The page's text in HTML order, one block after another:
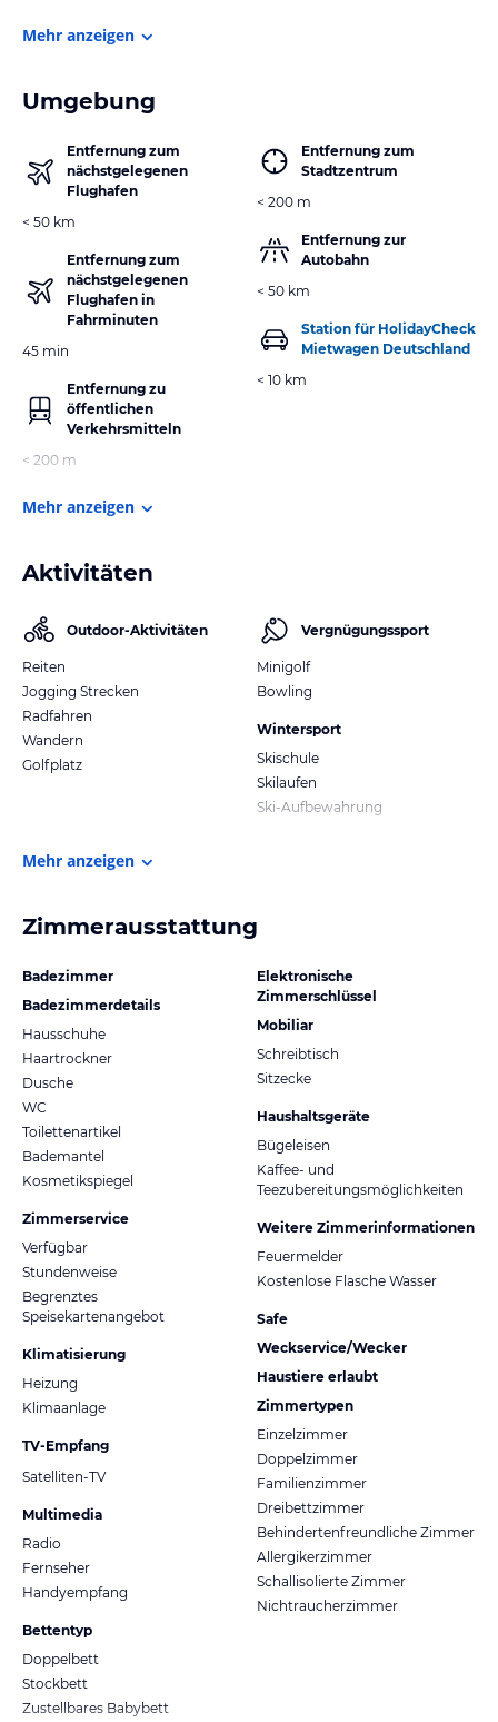
Mehr anzeigen
Umgebung
Entfernung zum
nächstgelegenen
Flughafen
< 50 km
Entfernung zum
nächstgelegenen
Flughafen in
Fahrminuten
45 min
Entfernung zu
öffentlichen
Verkehrsmitteln
< 200 m
Entfernung zum
Stadtzentrum
< 200 m
Entfernung zur
Autobahn
< 50 km
Station für HolidayCheck
Mietwagen Deutschland
< 10 km
Mehr anzeigen
Aktivitäten
Outdoor-Aktivitäten
Reiten
Jogging Strecken
Radfahren
Wandern
Golfplatz
Vergnügungssport
Minigolf
Bowling
Wintersport
Skischule
Skilaufen
Ski-Aufbewahrung
Mehr anzeigen
Zimmerausstattung
Badezimmer
Badezimmerdetails
Hausschuhe
Haartrockner
Dusche
WC
Toilettenartikel
Bademantel
Kosmetikspiegel
Zimmerservice
Verfügbar
Stundenweise
Begrenztes
Speisekartenangebot
Klimatisierung
Heizung
Klimaanlage
TV-Empfang
Satelliten-TV
Multimedia
Radio
Fernseher
Handyempfang
Bettentyp
Doppelbett
Stockbett
Zustellbares Babybett
Elektronische
Zimmerschlüssel
Mobiliar
Schreibtisch
Sitzecke
Haushaltsgeräte
Bügeleisen
Kaffee- und
Teezubereitungsmöglichkeiten
Weitere Zimmerinformationen
Feuermelder
Kostenlose Flasche Wasser
Safe
Weckservice/Wecker
Haustiere erlaubt
Zimmertypen
Einzelzimmer
Doppelzimmer
Familienzimmer
Dreibettzimmer
Behindertenfreundliche Zimmer
Allergikerzimmer
Schallisolierte Zimmer
Nichtraucherzimmer